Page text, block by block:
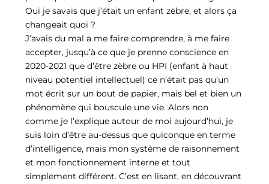
Oui je savais que j’était un enfant zèbre, et alors ça
changeait quoi ?
J’avais du mal a me faire comprendre, à me faire
accepter, jusqu’à ce que je prenne conscience en
2020-2021 que d’être zèbre ou HPI (enfant à haut
niveau potentiel intellectuel) ce n’était pas qu’un
mot écrit sur un bout de papier, mais bel et bien un
phénomène qui bouscule une vie. Alors non
comme je l’explique autour de moi aujourd’hui, je
suis loin d’être au-dessus que quiconque en terme
d’intelligence, mais mon système de raisonnement
et mon fonctionnement interne et tout
simplement différent. C’est en lisant, en découvrant